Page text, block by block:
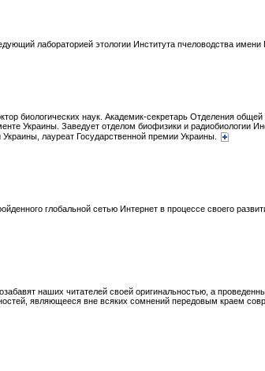
лабораторией этологии Института пчеловодства имени
биологических наук. Академик-секретарь Отделения
Украины. Заведует отделом биофизики и радиобиологии
лауреат Государственной премии Украины.
глобальной сетью Интернет в процессе своего
наших читателей своей оригинальностью, а
являющееся вне всяких сомнений передовым краем